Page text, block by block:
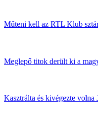
Műteni kell az RTL Klub
Meglepő titok derült ki a
Kasztrálta és kivégezte